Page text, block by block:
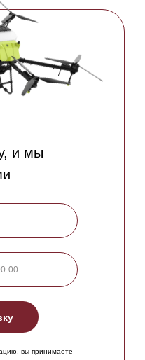
и мы
вы принимаете